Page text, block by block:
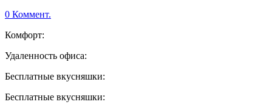
0 Коммент.
Комфорт:
Удаленность офиса:
Бесплатные вкусняшки:
Бесплатные вкусняшки: